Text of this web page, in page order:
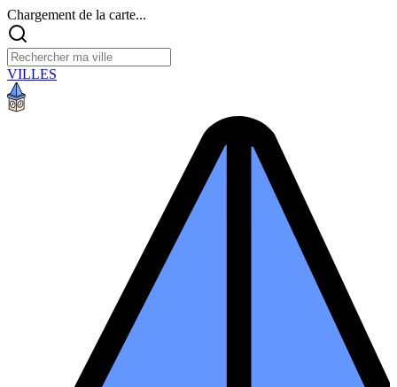
Chargement de la carte...
VILLES